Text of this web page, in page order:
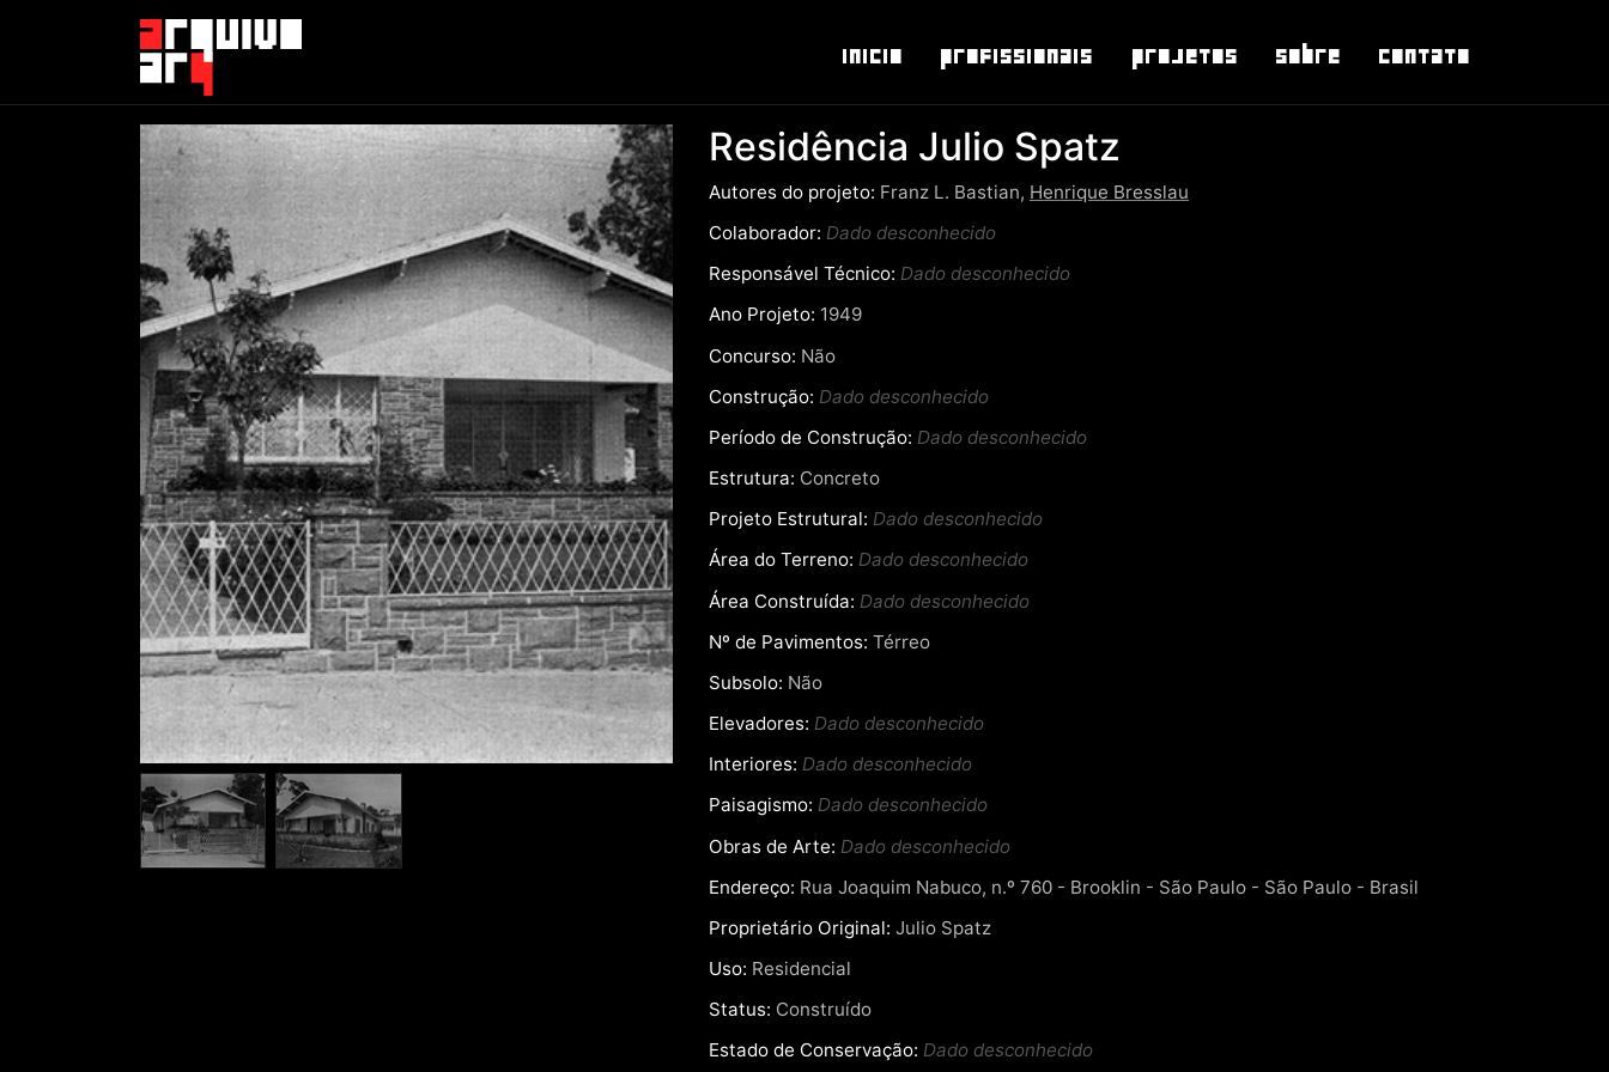
Inicio Profissionais Projetos Sobre Contato
Residência Julio Spatz
Autores do projeto: Franz L. Bastian, Henrique Bresslau
Colaborador: Dado desconhecido
Responsável Técnico: Dado desconhecido
Ano Projeto: 1949
Concurso: Não
Construção: Dado desconhecido
Período de Construção: Dado desconhecido
Estrutura: Concreto
Projeto Estrutural: Dado desconhecido
Área do Terreno: Dado desconhecido
Área Construída: Dado desconhecido
Nº de Pavimentos: Térreo
Subsolo: Não
Elevadores: Dado desconhecido
Interiores: Dado desconhecido
Paisagismo: Dado desconhecido
Obras de Arte: Dado desconhecido
Endereço: Rua Joaquim Nabuco, n.º 760 - Brooklin - São Paulo - São Paulo - Brasil
Proprietário Original: Julio Spatz
Uso: Residencial
Status: Construído
Estado de Conservação: Dado desconhecido